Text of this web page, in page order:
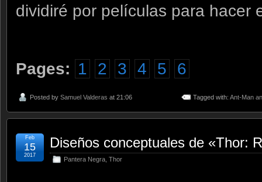
dividiré por películas para hacer
Pages: 1 2 3 4 5 6
Posted by Samuel Valderas at 21:06 Tagged with: Ant-Man
Diseños conceptuales de «Thor:
Pantera Negra, Thor
Feb
15
2017